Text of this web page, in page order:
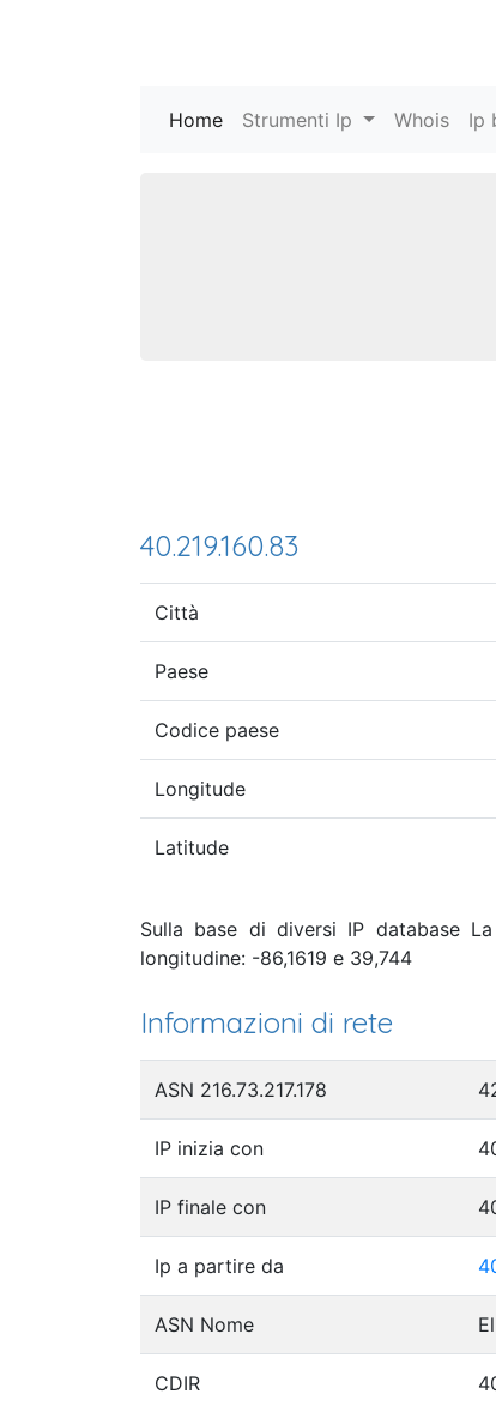
Home (current)
Strumenti Ip Whois Ip
40.219.160.83
Città
Paese
Codice paese
Longitude
Latitude
Sulla base di diversi IP database
longitudine: -86,1619 e 39,744
Informazioni di rete
ASN 216.73.217.178
IP inizia con
IP finale con
Ip a partire da
ASN Nome
CDIR